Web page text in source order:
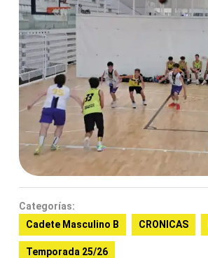
Categorías:
Cadete Masculino B
CRONICAS
Temporada 25/26